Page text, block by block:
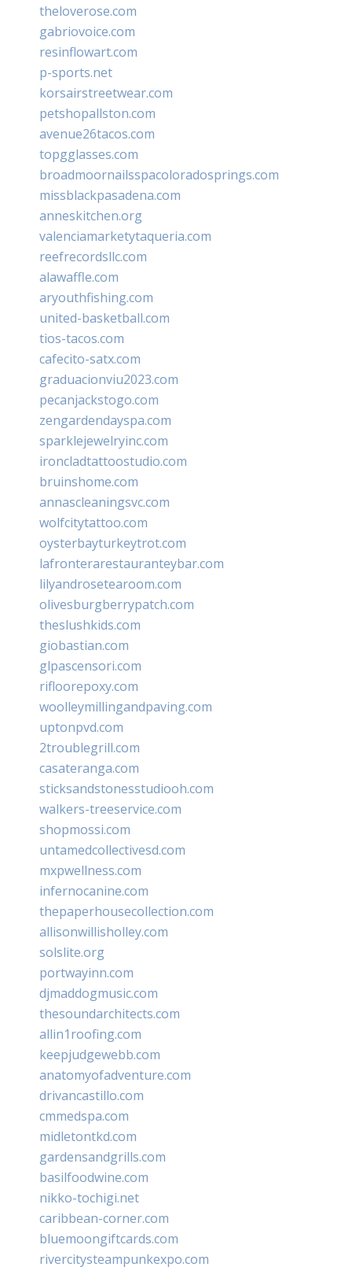
theloverose.com
gabriovoice.com
resinflowart.com
p-sports.net
korsairstreetwear.com
petshopallston.com
avenue26tacos.com
topgglasses.com
broadmoornailsspacoloradosprings.com
missblackpasadena.com
anneskitchen.org
valenciamarketytaqueria.com
reefrecordsllc.com
alawaffle.com
aryouthfishing.com
united-basketball.com
tios-tacos.com
cafecito-satx.com
graduacionviu2023.com
pecanjackstogo.com
zengardendayspa.com
sparklejewelryinc.com
ironcladtattoostudio.com
bruinshome.com
annascleaningsvc.com
wolfcitytattoo.com
oysterbayturkeytrot.com
lafronterarestauranteybar.com
lilyandrosetearoom.com
olivesburgberrypatch.com
theslushkids.com
giobastian.com
glpascensori.com
rifloorepoxy.com
woolleymillingandpaving.com
uptonpvd.com
2troublegrill.com
casateranga.com
sticksandstonesstudiooh.com
walkers-treeservice.com
shopmossi.com
untamedcollectivesd.com
mxpwellness.com
infernocanine.com
thepaperhousecollection.com
allisonwillisholley.com
solslite.org
portwayinn.com
djmaddogmusic.com
thesoundarchitects.com
allin1roofing.com
keepjudgewebb.com
anatomyofadventure.com
drivancastillo.com
cmmedspa.com
midletontkd.com
gardensandgrills.com
basilfoodwine.com
nikko-tochigi.net
caribbean-corner.com
bluemoongiftcards.com
rivercitysteampunkexpo.com